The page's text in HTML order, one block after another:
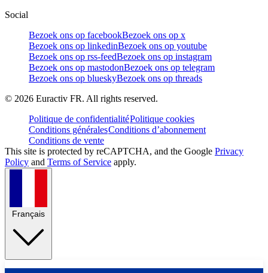
Social
Bezoek ons op facebookBezoek ons op x
Bezoek ons op linkedinBezoek ons op youtube
Bezoek ons op rss-feedBezoek ons op instagram
Bezoek ons op mastodonBezoek ons op telegram
Bezoek ons op blueskyBezoek ons op threads
© 2026 Euractiv FR. All rights reserved.
Politique de confidentialitéPolitique cookies
Conditions généralesConditions d’abonnement
Conditions de vente
This site is protected by reCAPTCHA, and the Google Privacy
Policy and Terms of Service apply.
Français